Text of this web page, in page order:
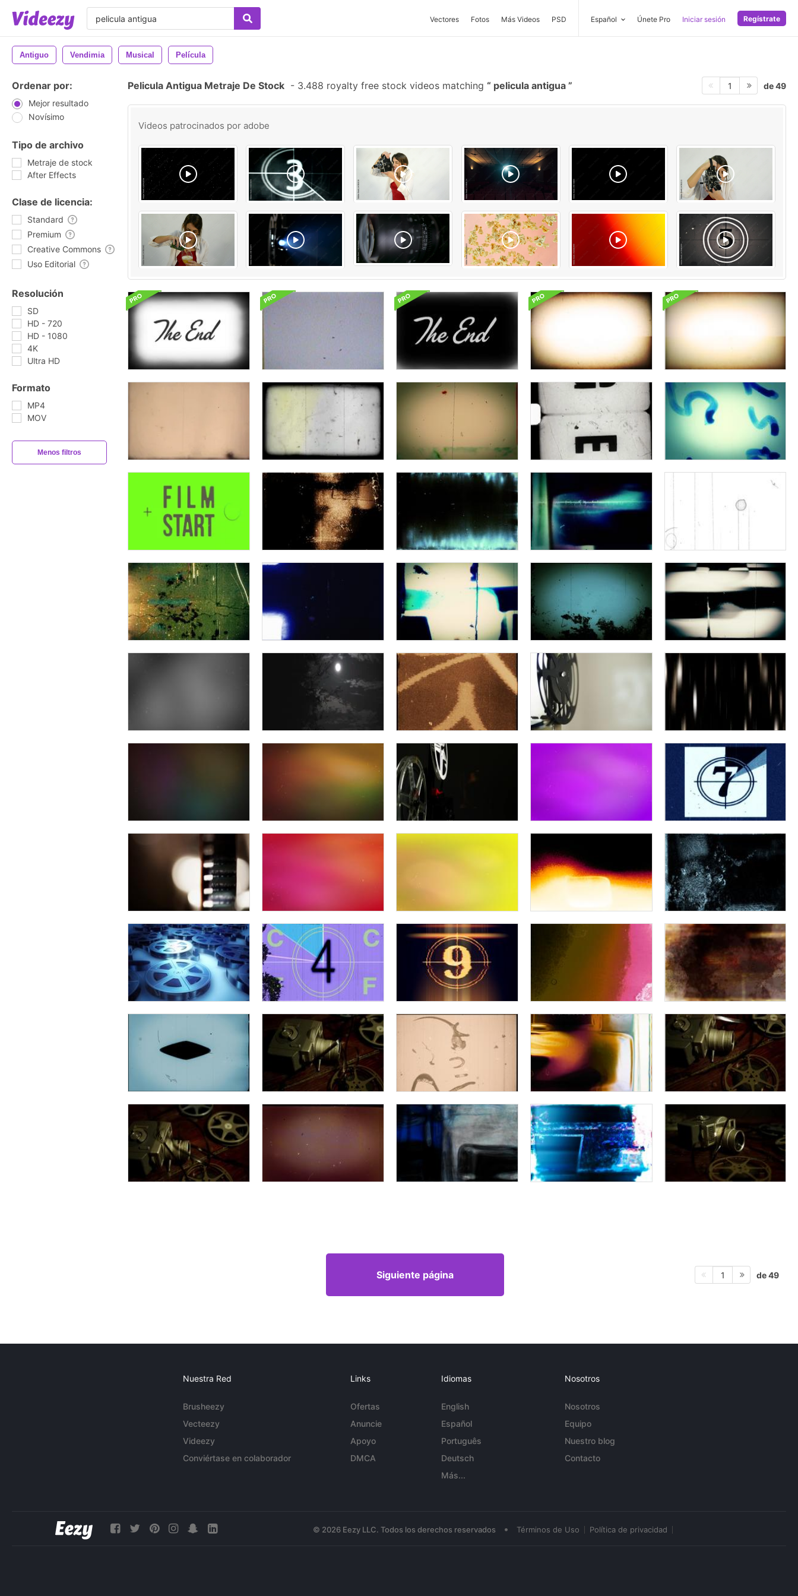
Vectores Fotos Más Videos PSD Español Únete Pro Iniciar sesión Regístrate
Antiguo Vendimia Musical Película
Ordenar por:
Mejor resultado
Novísimo
Tipo de archivo
Metraje de stock
After Effects
Clase de licencia:
Standard
Premium
Creative Commons
Uso Editorial
Resolución
SD
HD - 720
HD - 1080
4K
Ultra HD
Formato
MP4
MOV
Menos filtros
Pelicula Antigua Metraje De Stock - 3.488 royalty free stock videos matching pelicula antigua 1 de 49
Videos patrocinados por adobe
Siguiente página 1 de 49
Nuestra Red
Brusheezy
Vecteezy
Videezy
Conviértase en colaborador
Links
Ofertas
Anuncie
Apoyo
DMCA
Idiomas
English
Español
Português
Deutsch
Más...
Nosotros
Nosotros
Equipo
Nuestro blog
Contacto
© 2026 Eezy LLC. Todos los derechos reservados • Términos de Uso Política de privacidad